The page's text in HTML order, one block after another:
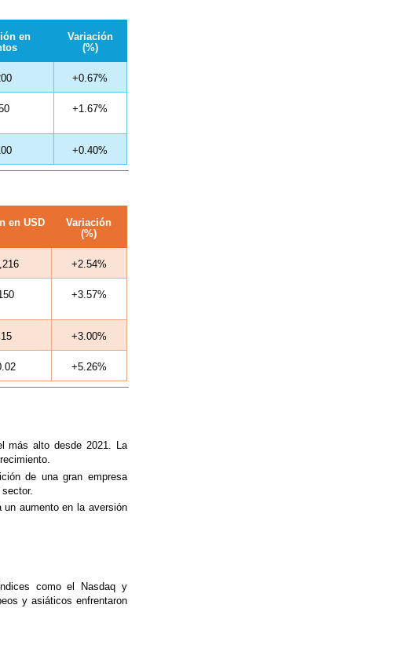
en
Variación
(%)
+0.67%
+1.67%
+0.40%
en USD
Variación
(%)
+2.54%
+3.57%
+3.00%
+5.26%
más alto desde 2021. La
de una gran empresa
aumento en la aversión
como el Nasdaq y
y asiáticos enfrentaron